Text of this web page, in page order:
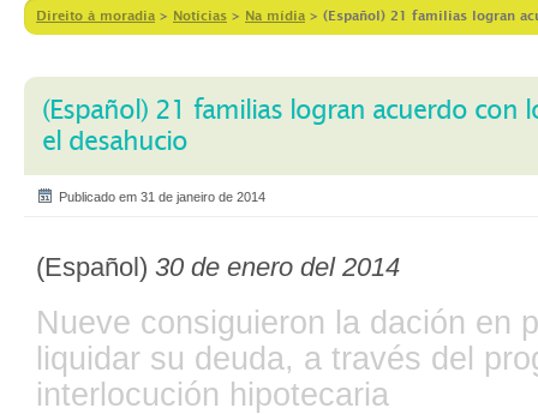
Direito à moradia > Notícias > Na mídia > (Español) 21 familias logran
(Español) 21 familias logran acuerdo con
el desahucio
Publicado em 31 de janeiro de 2014
(Español) 30 de enero del 2014
Nueve consiguieron la dación en
liquidar su deuda, a través del
interlocución hipotecaria